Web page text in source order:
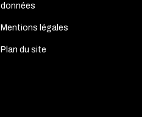
données
Mentions légales
Plan du site